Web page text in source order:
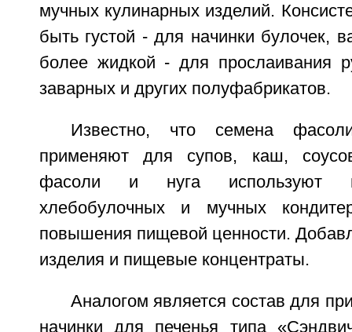
мучных кулинарных изделий.
быть густой - для начинки булочек,
более жидкой - для прослаивания
заварных и других полуфабрикатов.
Известно, что семена
применяют для супов, каш,
фасоли и нуга используют
хлебобулочных и мучных
повышения пищевой ценности.
изделия и пищевые концентраты.
Аналогом является состав для
начинки для печенья типа